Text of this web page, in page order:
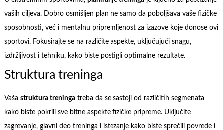
vaših ciljeva. Dobro osmišljen plan ne samo da poboljšava vaše fizičke
sposobnosti, već i mentalnu pripremljenost za izazove koje donose ovi
sportovi. Fokusirajte se na različite aspekte, uključujući snagu,
izdržljivost i tehniku, kako biste postigli optimalne rezultate.
Struktura treninga
Vaša struktura treningatreba da se sastoji od različitih segmenata
kako biste pokrili sve bitne aspekte fizičke pripreme. Uključite
zagrevanje, glavni deo treninga i istezanje kako biste sprečili povrede i